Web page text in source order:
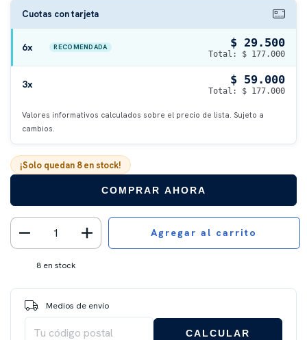
Cuotas con tarjeta
6x RECOMENDADA $ 29.500
Total: $ 177.000
3x $ 59.000
Total: $ 177.000
Valores informativos calculados sobre el precio de lista. Sujeto a
cambios.
¡Solo quedan 8en stock!
COMPRAR AHORA
8en stock
Entregas para el CP:
Medios de envío
CALCULAR